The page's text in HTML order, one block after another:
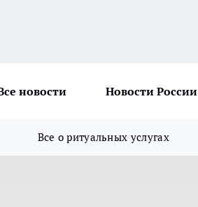
новости Новости России
Все о ритуальных услугах